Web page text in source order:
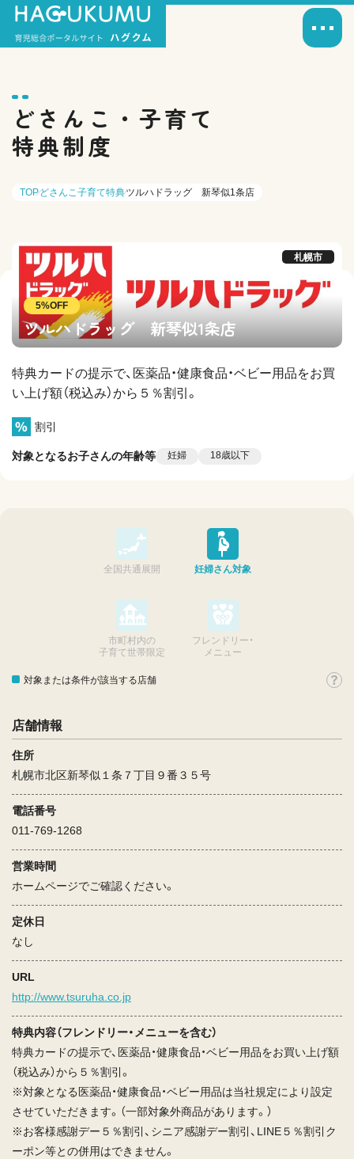
どさんこ・子育て
特典制度
TOPどさんこ子育て特典ツルハドラッグ 新琴似1条店
札幌市
5%OFF
ツルハドラッグ 新琴似1条店
特典カードの提示で、医薬品・健康食品・ベビー用品をお買
い上げ額（税込み）から５％割引。
割引
対象となるお子さんの年齢等 妊婦 18歳以下
全国共通展開 妊婦さん対象
市町村内の
子育て世帯限定
フレンドリー・
メニュー
対象または条件が該当する店舗
店舗情報
住所
札幌市北区新琴似１条７丁目９番３５号
電話番号
011-769-1268
営業時間
ホームページでご確認ください。
定休日
なし
URL
http://www.tsuruha.co.jp
特典内容（フレンドリー・メニューを含む）
特典カードの提示で、医薬品・健康食品・ベビー用品をお買い上げ額
（税込み）から５％割引。
※対象となる医薬品・健康食品・ベビー用品は当社規定により設定
させていただきます。（一部対象外商品があります。）
※お客様感謝デー５％割引、シニア感謝デー割引、LINE５％割引ク
ーポン等との併用はできません。